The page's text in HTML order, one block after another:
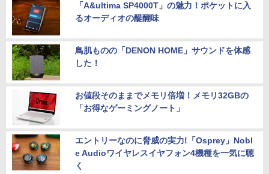
「A&ultima SP4000T」の魅力！ポケットに入
るオーディオの醍醐味
鳥肌ものの「DENON HOME」サウンドを体感
した！
お値段そのままでメモリ倍増！メモリ32GBの
「お得なゲーミングノート」
エントリーなのに脅威の実力!「Osprey」Nobl
e Audioワイヤレスイヤフォン4機種を一気に聴
く